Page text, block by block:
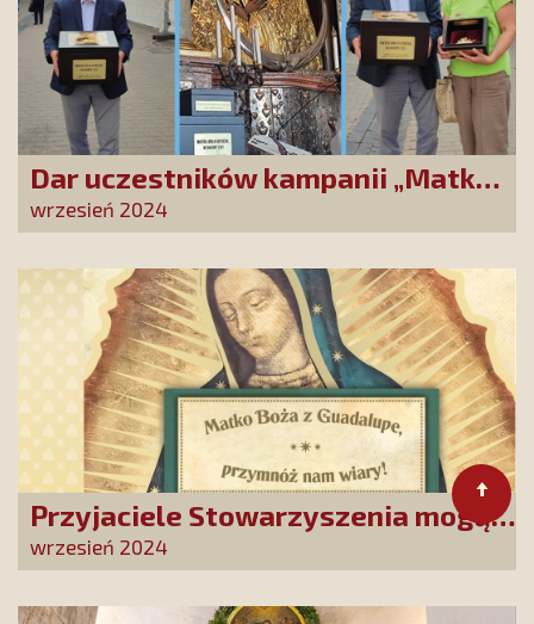
Dar uczestników kampanii „Matko
Miłosierdzia, błagamy Cię!”
złożony w Ostrobramskim
Sanktuarium
wrzesień 2024
Przyjaciele Stowarzyszenia mogą
się zwrócić do Matki Bożej z
Guadalupe. To wielka duchowa
szansa dla tysięcy Polak
wrzesień 2024